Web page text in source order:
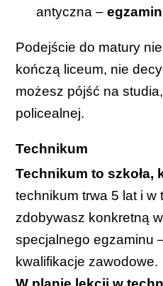
antyczna –
Podejście do matury
kończą liceum, nie
możesz pójść na
policealnej.
Technikum
Technikum to szkoła,
technikum trwa 5 lat i
zdobywasz konkretną
specjalnego egzaminu
kwalifikacje zawodowe.